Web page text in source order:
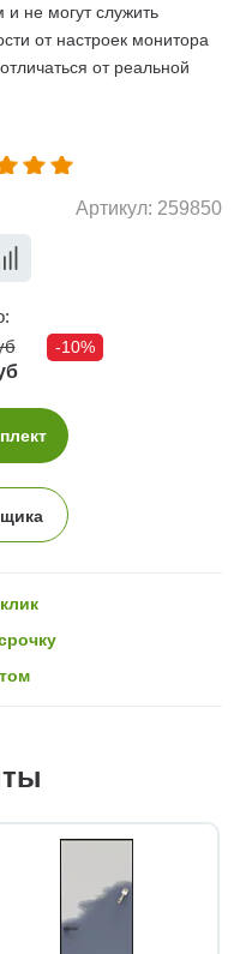
не могут служить
от настроек монитора
от реальной
Артикул: 259850
-10%